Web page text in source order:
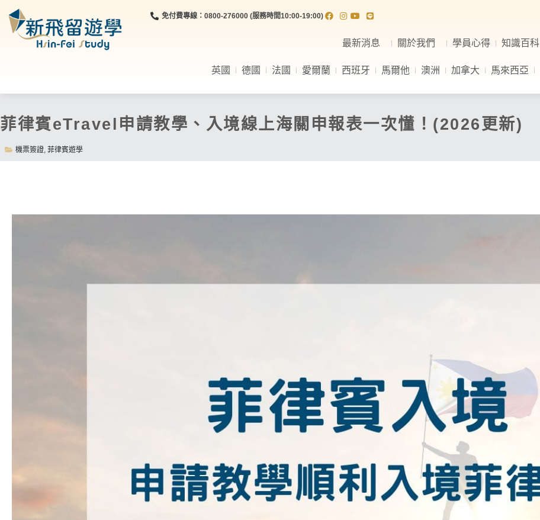
免付費專線：0800-276000 (服務時間10:00-19:00)
最新消息 關於我們 學員心得 知識百科
英國 德國 法國 愛爾蘭 西班牙 馬爾他 澳洲 加拿大 馬來西亞
菲律賓eTravel申請教學、入境線上海關申報表一次懂！(2026更新)
機票簽證, 菲律賓遊學